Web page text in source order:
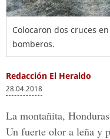
Colocaron dos cruces
bomberos.
Redacción El Heraldo
28.04.2018
La montañita, Honduras
Un fuerte olor a leña y